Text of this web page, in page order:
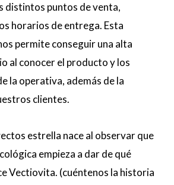
distintos puntos de venta,
horarios de entrega. Esta
permite conseguir una alta
al conocer el producto y los
la operativa, además de la
clientes.
estrella nace al observar que
empieza a dar de qué
Vectiovita. (cuéntenos la historia